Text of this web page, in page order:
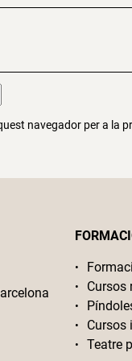
navegador per a la
Cursos
Cursos
Teatre